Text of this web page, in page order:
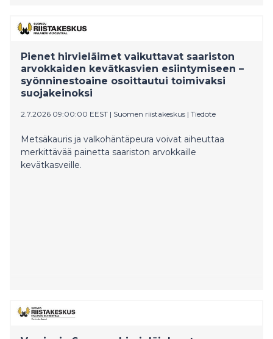
Pienet hirvieläimet vaikuttavat saariston
arvokkaiden kevätkasvien esiintymiseen –
syönninestoaine osoittautui toimivaksi
suojakeinoksi
2.7.2026 09:00:00 EEST | Suomen riistakeskus | Tiedote
Metsäkauris ja valkohäntäpeura voivat aiheuttaa
merkittävää painetta saariston arvokkaille
kevätkasveille.